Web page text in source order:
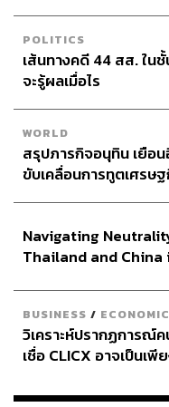
Arroz
Arroz ร้านอาหารสเป๊
ประตูต้อนรับคนอินเลิฟ
คอร์สเมนูเนื่องในวันวา
โกส (ที่ทำอาหารอร่อย
วิกเตอร์เสิร์ฟหอยนางร
เลมอนซิตรัส ตามด้วย
เวียร์ ส่วนไฮไลต์ของดิ
หนึ่งในซิกเนเจอร์เมนูป
POLITICS
เส้นทางคดี 44 สส. ใน
จะรู้ผลเมื่อไร
WORLD
สรุปภารกิจอนุทิน เยือน
ขับเคลื่อนการทูตเศรษ
Navigating
Thailand and China
BUSINESS / ECONOMIC
วิเคราะห์ปรากฏการณ์
เชื่อ CLICX อาจเป็นเ
เรือนไทยที่ถูกซุกไว้